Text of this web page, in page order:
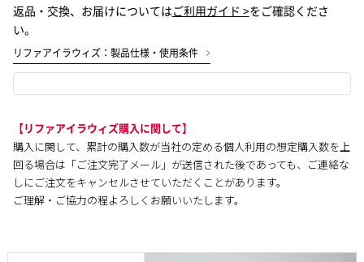
返品・交換、お届けについては ご利用ガイド >をご確認くださ
い。
リファアイラウィズ：製品仕様・使用条件
【リファアイラウィズ購入に関して】
購入に関して、累計の購入数が当社の定める個人利用の想定購入数を上
回る場合は「ご注文完了メール」が送信された後であっても、ご連絡な
しにご注文をキャンセルさせていただくことがあります。
ご理解・ご協力の程よろしくお願いいたします。